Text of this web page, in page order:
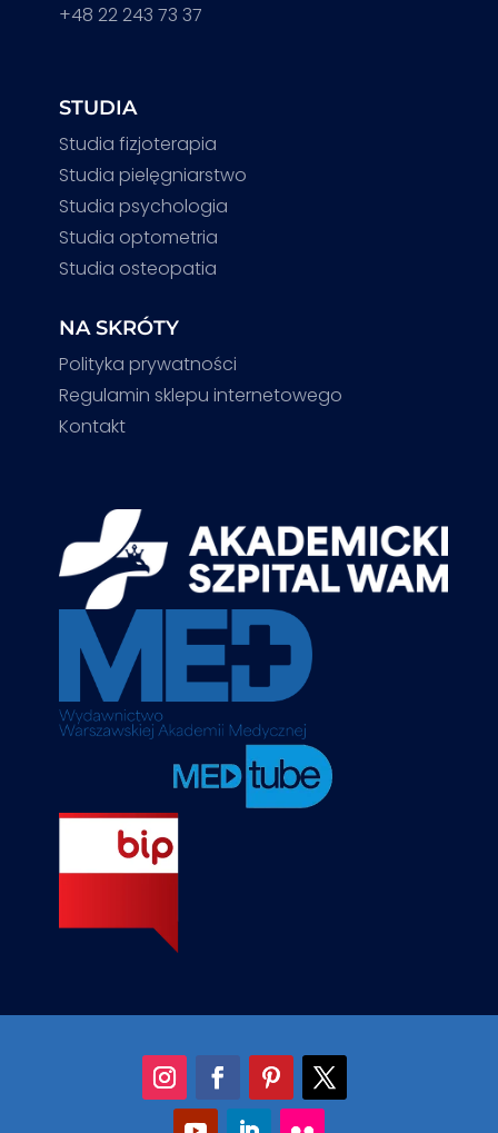
+48 22 243 73 37
STUDIA
Studia fizjoterapia
Studia pielęgniarstwo
Studia psychologia
Studia optometria
Studia osteopatia
NA SKRÓTY
Polityka prywatności
Regulamin sklepu internetowego
Kontakt